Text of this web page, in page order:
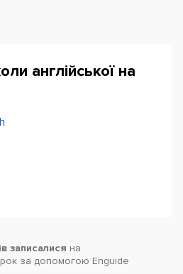
англійської на
записалися на
за допомогою Enguide